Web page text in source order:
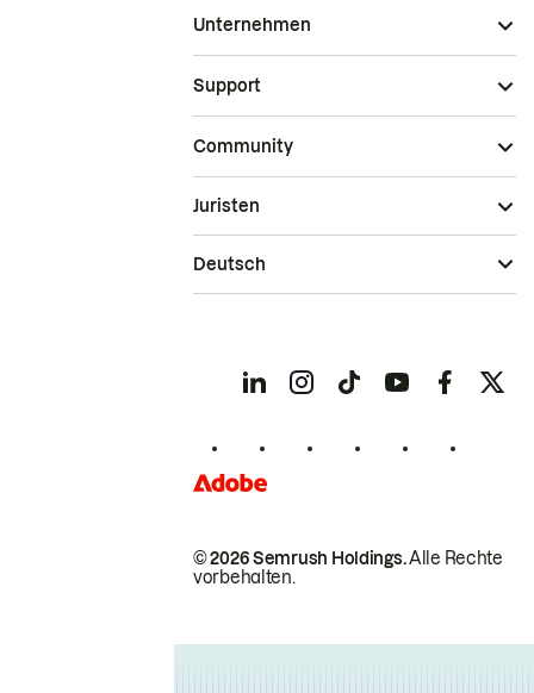
Unternehmen
Support
Community
© 2026 Semrush Holdings.Alle Rechte
vorbehalten.
Juristen
Deutsch